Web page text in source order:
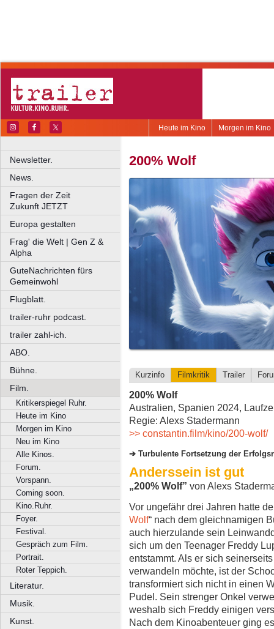
Morgen im Kino
Heute im Kino
Newsletter.
News.
Fragen der Zeit
Zukunft JETZT
Europa gestalten
Frag' die Welt | Gen Z &
Alpha
GuteNachrichten fürs
Gemeinwohl
Flugblatt.
trailer-ruhr podcast.
trailer zahl-ich.
ABO.
Bühne.
Film.
Kritikerspiegel Ruhr.
Heute im Kino
Morgen im Kino
Neu im Kino
Alle Kinos.
Forum.
Vorspann.
Coming soon.
Kino.Ruhr.
Foyer.
Festival.
Gespräch zum Film.
Portrait.
Roter Teppich.
Literatur.
Musik.
Kunst.
200% Wolf
Kurzinfo Filmkritik Trailer
200% Wolf
Australien, Spanien 2024,
Regie: Alexs Stadermann
>> constantin.film/kino/200-wolf/
Turbulente Fortsetzung der
Anderssein ist gut
„200% Wolf” von Alexs
Vor ungefähr drei Jahren hatte
Wolf“ nach dem gleichnamigen
auch hierzulande sein
sich um den Teenager Freddy
entstammt. Als er sich
verwandeln möchte, ist der
transformiert sich nicht in einen
Pudel. Sein strenger Onkel
weshalb sich Freddy einigen
Nach dem Kinoabenteuer ging